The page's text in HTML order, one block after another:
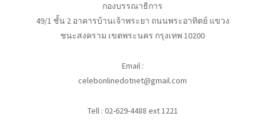
กองบรรณาธิการ
49/1 ชั้น 2 อาคารบ้านเจ้าพระยา ถนนพระอาทิตย์ แขวง
ชนะสงคราม เขตพระนคร กรุงเทพ 10200
Email :
celebonlinedotnet@gmail.com
Tell : 02-629-4488 ext 1221